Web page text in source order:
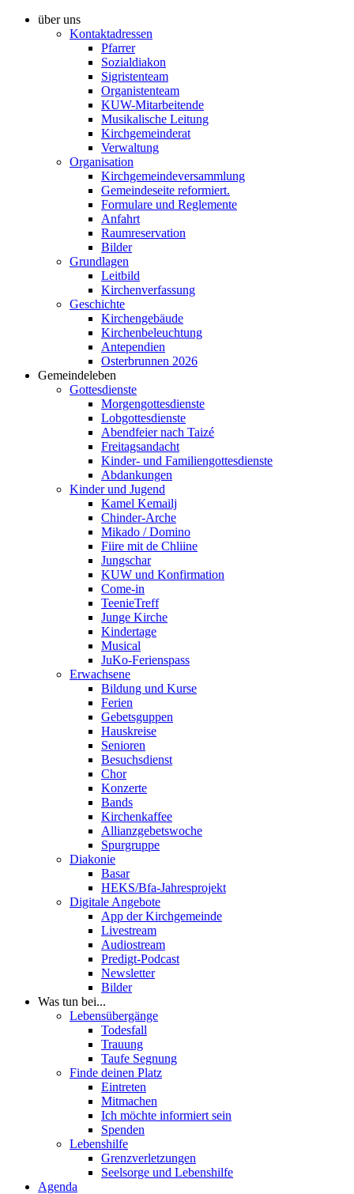
über uns
Kontaktadressen
Pfarrer
Sozialdiakon
Sigristenteam
Organistenteam
KUW-Mitarbeitende
Musikalische Leitung
Kirchgemeinderat
Verwaltung
Organisation
Kirchgemeindeversammlung
Gemeindeseite reformiert.
Formulare und Reglemente
Anfahrt
Raumreservation
Bilder
Grundlagen
Leitbild
Kirchenverfassung
Geschichte
Kirchengebäude
Kirchenbeleuchtung
Antependien
Osterbrunnen 2026
Gemeindeleben
Gottesdienste
Morgengottesdienste
Lobgottesdienste
Abendfeier nach Taizé
Freitagsandacht
Kinder- und Familien­gottesdienste
Abdankungen
Kinder und Jugend
Kamel Kemailj
Chinder-Arche
Mikado / Domino
Fiire mit de Chliine
Jungschar
KUW und Konfirmation
Come-in
TeenieTreff
Junge Kirche
Kindertage
Musical
JuKo-Ferienspass
Erwachsene
Bildung und Kurse
Ferien
Gebetsguppen
Hauskreise
Senioren
Besuchsdienst
Chor
Konzerte
Bands
Kirchenkaffee
Allianzgebetswoche
Spurgruppe
Diakonie
Basar
HEKS/Bfa-Jahresprojekt
Digitale Angebote
App der Kirchgemeinde
Livestream
Audiostream
Predigt-Podcast
Newsletter
Bilder
Was tun bei...
Lebensübergänge
Todesfall
Trauung
Taufe Segnung
Finde deinen Platz
Eintreten
Mitmachen
Ich möchte informiert sein
Spenden
Lebenshilfe
Grenzverletzungen
Seelsorge und Lebenshilfe
Agenda